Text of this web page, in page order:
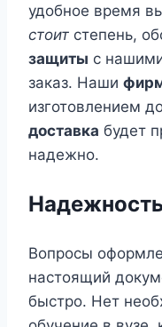
удобное время
стоит степень,
защиты с
заказ. Наши
изготовлением
доставка будет
надежно.
Вопросы
настоящий
быстро. Нет